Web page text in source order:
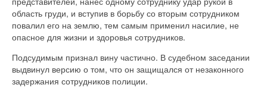
область груди, и вступив в борьбу со вторым сотрудником
повалил его на землю, тем самым применил насилие, не
опасное для жизни и здоровья сотрудников.
Подсудимым признал вину частично. В судебном заседании
выдвинул версию о том, что он защищался от незаконного
задержания сотрудников полиции.